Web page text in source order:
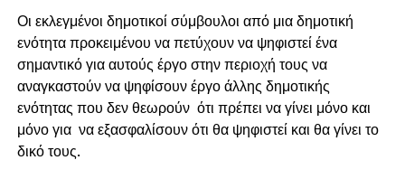
Οι εκλεγμένοι δημοτικοί σύμβουλοι από μια δημοτική
ενότητα προκειμένου να πετύχουν να ψηφιστεί ένα
σημαντικό για αυτούς έργο στην περιοχή τους να
αναγκαστούν να ψηφίσουν έργο άλλης δημοτικής
ενότητας που δεν θεωρούν ότι πρέπει να γίνει μόνο και
μόνο για να εξασφαλίσουν ότι θα ψηφιστεί και θα γίνει το
δικό τους.